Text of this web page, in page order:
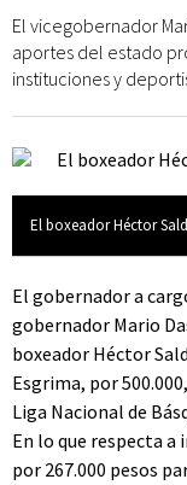
El vicegobernador
aportes del estado
instituciones y
El boxeador Héctor
El gobernador a
gobernador Mario
boxeador Héctor
Esgrima, por
Liga Nacional de
En lo que respecta
por 267.000 pesos